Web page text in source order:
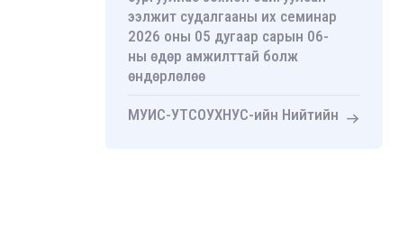
ээлжит судалгааны их семинар
2026 оны 05 дугаар сарын 06-
ны өдөр амжилттай болж
өндөрлөлөө
МУИС-УТСОУХНУС-ийн Нийтийн